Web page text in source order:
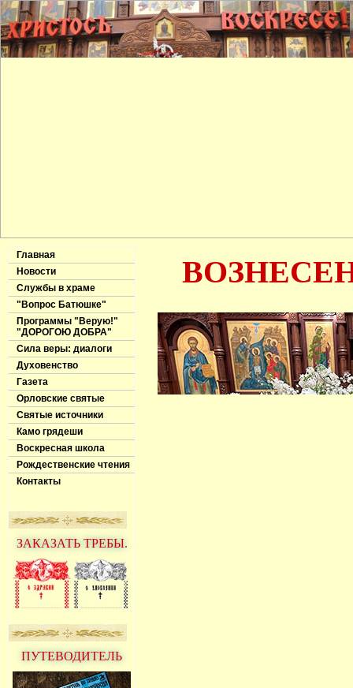
Главная
Новости
Службы в храме
"Вопрос Батюшке"
Программы "Верую!"
"ДОРОГОЮ ДОБРА"
Сила веры: диалоги
Духовенство
Газета
Орловские святые
Святые источники
Камо грядеши
Воскресная школа
Рождественские чтения
Контакты
ЗАКАЗАТЬ ТРЕБЫ.
ПУТЕВОДИТЕЛЬ